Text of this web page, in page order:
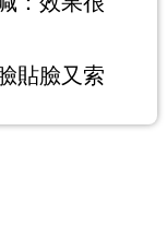
貼臉又索